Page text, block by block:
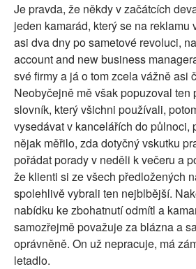
Je pravda, že někdy v začátcích
jeden kamarád, který se na reklamu
asi dva dny po sametové revoluci,
account and new business
své firmy a já o tom zcela vážně asi
Neobyčejně mě však popuzoval ten
slovník, který všichni používali,
vysedávat v kancelářích do půlnoci,
nějak měřilo, zda dotyčný vskutku
pořádat porady v neděli k večeru a
že klienti si ze všech předložených
spolehlivě vybrali ten nejblbější.
nabídku ke zbohatnutí odmítl a
samozřejmě považuje za blázna a
oprávněně. On už nepracuje, má
letadlo.